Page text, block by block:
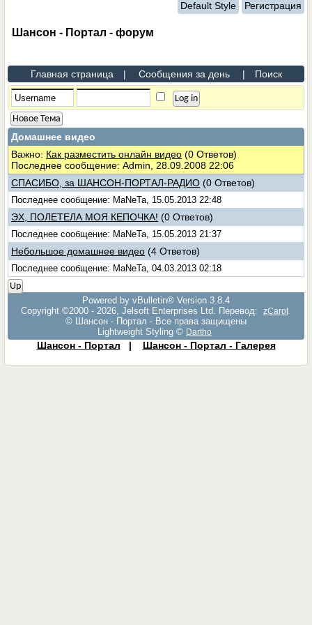
Default Style Регистрация
Шансон - Портал - форум
Главная страница | Сообщения за день | Поиск
Новое Тема
Домашнее видео
Важно: Как разместить онлайн видео (0 Ответов)
Последнее сообщение: Admin, 28.09.2008 22:06
СПАСИБО, за ШАНСОН-ПОРТАЛ-РАДИО (0 Ответов)
Последнее сообщение: MaNeTa, 15.05.2013 22:48
ЭХ, ПОЛЕТЕЛА МОЯ КЕПОЧКА! (0 Ответов)
Последнее сообщение: MaNeTa, 15.05.2013 21:37
Небольшое домашнее видео (4 Ответов)
Последнее сообщение: MaNeTa, 04.03.2013 02:18
Up
Powered by vBulletin® Version 3.8.4
Copyright ©2000 - 2026, Jelsoft Enterprises Ltd. Перевод:
zCarot
© Шансон - Портал - Все права защищены
Lightweight Styling © Dartho
Шансон - Портал | Шансон - Портал - Галерея